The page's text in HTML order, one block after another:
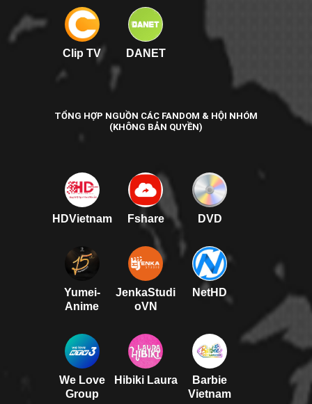
Clip TV DANET
TỔNG HỢP NGUỒN CÁC FANDOM & HỘI NHÓM
(KHÔNG BẢN QUYỀN)
HDVietnam Fshare DVD
Yumei-
Anime
JenkaStudi
oVN
NetHD
We Love
Group
Hibiki Laura
Barbie
Vietnam